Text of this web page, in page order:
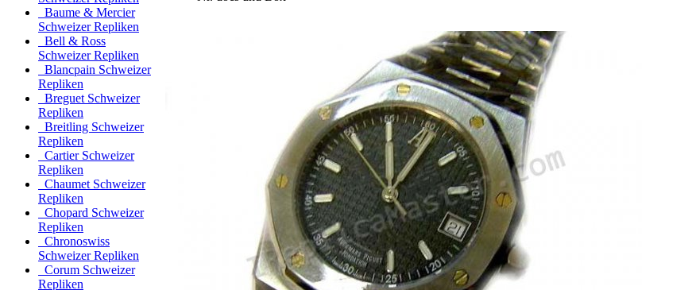
Baume & Mercier
Schweizer Repliken
Bell & Ross
Schweizer Repliken
Blancpain Schweizer
Repliken
Breguet Schweizer
Repliken
Breitling Schweizer
Repliken
Cartier Schweizer
Repliken
Chaumet Schweizer
Repliken
Chopard Schweizer
Repliken
Chronoswiss
Schweizer Repliken
Corum Schweizer
Repliken